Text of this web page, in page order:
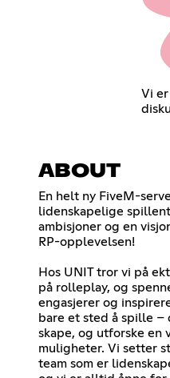
Vi
ABOUT
En helt ny FiveM-
lidenskapelige
ambisjoner og en
RP-opplevelsen!
Hos UNIT tror vi på
på rolleplay, og
engasjerer og
bare et sted å spille –
skape, og utforske en
muligheter. Vi setter
team som er